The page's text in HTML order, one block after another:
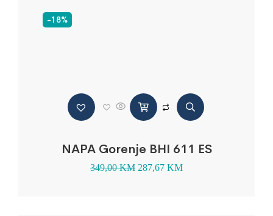
-18%
NAPA Gorenje BHI 611 ES
349,00KM 287,67 KM